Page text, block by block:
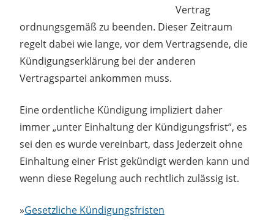
Vertrag
ordnungsgemäß zu beenden. Dieser Zeitraum
regelt dabei wie lange, vor dem Vertragsende, die
Kündigungserklärung bei der anderen
Vertragspartei ankommen muss.
Eine ordentliche Kündigung impliziert daher
immer „unter Einhaltung der Kündigungsfrist“, es
sei den es wurde vereinbart, dass Jederzeit ohne
Einhaltung einer Frist gekündigt werden kann und
wenn diese Regelung auch rechtlich zulässig ist.
»Gesetzliche Kündigungsfristen